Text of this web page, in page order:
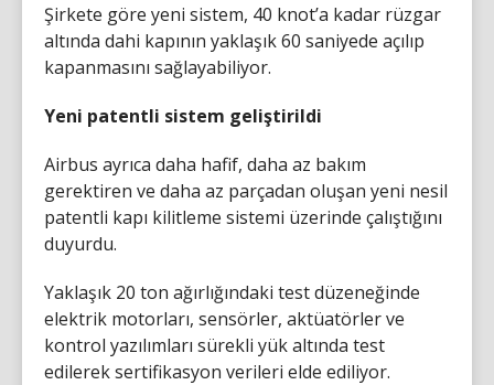
Şirkete göre yeni sistem, 40 knot’a kadar rüzgar
altında dahi kapının yaklaşık 60 saniyede açılıp
kapanmasını sağlayabiliyor.
Yeni patentli sistem geliştirildi
Airbus ayrıca daha hafif, daha az bakım
gerektiren ve daha az parçadan oluşan yeni nesil
patentli kapı kilitleme sistemi üzerinde çalıştığını
duyurdu.
Yaklaşık 20 ton ağırlığındaki test düzeneğinde
elektrik motorları, sensörler, aktüatörler ve
kontrol yazılımları sürekli yük altında test
edilerek sertifikasyon verileri elde ediliyor.